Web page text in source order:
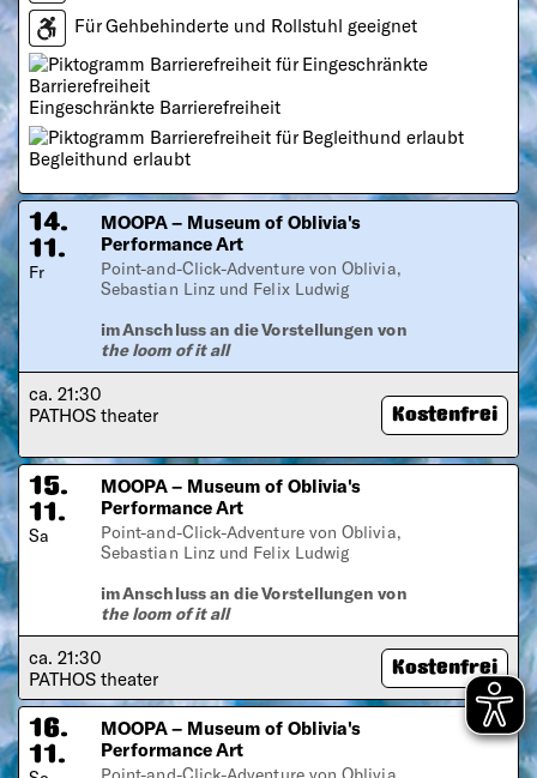
Für Gehbehinderte und Rollstuhl geeignet
Eingeschränkte Barrierefreiheit
Begleithund erlaubt
14.
11.
Fr
MOOPA – Museum of Oblivia's
Performance Art
Point-and-Click-Adventure von Oblivia,
Sebastian Linz und Felix Ludwig
im Anschluss an die Vorstellungen von
the loom of it all
ca. 21:30
PATHOS theater
Kostenfrei
15.
11.
Sa
MOOPA – Museum of Oblivia's
Performance Art
Point-and-Click-Adventure von Oblivia,
Sebastian Linz und Felix Ludwig
im Anschluss an die Vorstellungen von
the loom of it all
ca. 21:30
PATHOS theater
Kostenfrei
16.
11.
MOOPA – Museum of Oblivia's
Performance Art